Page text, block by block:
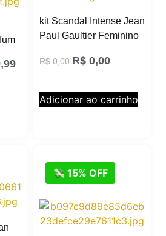
kit Scandal Intense Jean
Paul Gaultier Feminino
R$0,00 R$ 0,00
Adicionar ao carrinho
💸 15% OFF